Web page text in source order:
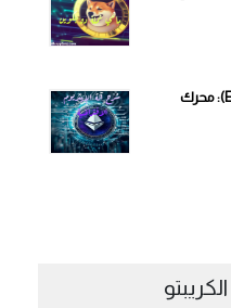
الة عملة الإيثريوم الافتراضية (EVM): محرك